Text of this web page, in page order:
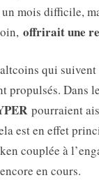
mois difficile,
offrirait une
qui
propulsés. Dans
pourraient
est en effet
couplée à
en cours.